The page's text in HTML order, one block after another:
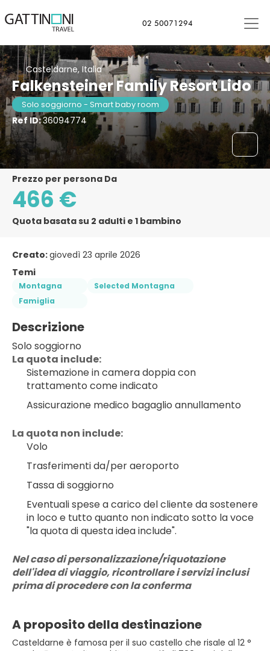
02 50071294
Casteldarne, Italia
Falkensteiner Family Resort Lido
Solo soggiorno - Smart baby room
Ref ID:36094774
Prezzo per persona Da
466 €
Quota basata su 2 adulti e 1 bambino
Creato:giovedì 23 aprile 2026
Temi
Montagna
Selected Montagna
Famiglia
Descrizione
Solo soggiorno
﻿La quota include:
Sistemazione in camera doppia con
trattamento come indicato
Assicurazione medico bagaglio annullamento
La quota non include:
Volo
Trasferimenti da/per aeroporto
Tassa di soggiorno
Eventuali spese a carico del cliente da sostenere
in loco e tutto quanto non indicato sotto la voce
"la quota di questa idea include".
Nel caso di personalizzazione/riquotazione
dell'idea di viaggio, ricontrollare i servizi inclusi
prima di procedere con la conferma
A proposito della destinazione
Casteldarne è famosa per il suo castello che risale al 12 °